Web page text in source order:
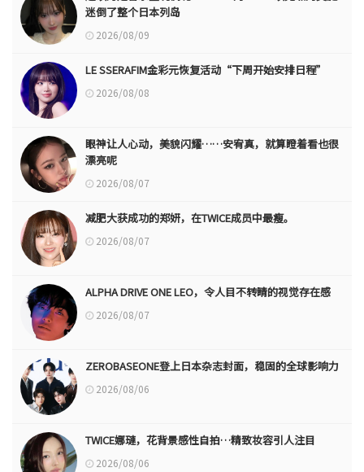
迷倒了整个日本列岛
2026/08/09
LE SSERAFIM金彩元恢复活动“下周开始安排日程”
2026/08/08
眼神让人心动，美貌闪耀……安宥真，就算瞪着看也很
漂亮呢
2026/08/07
减肥大获成功的郑妍，在TWICE成员中最瘦。
2026/08/07
ALPHA DRIVE ONE LEO，令人目不转睛的视觉存在感
2026/08/07
ZEROBASEONE登上日本杂志封面，稳固的全球影响力
2026/08/06
TWICE娜璉，花背景感性自拍…精致妆容引人注目
2026/08/06